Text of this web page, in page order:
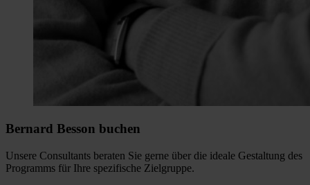
Bernard Besson buchen
Unsere Consultants beraten Sie gerne über die ideale Gestaltung des
Programms für Ihre spezifische Zielgruppe.